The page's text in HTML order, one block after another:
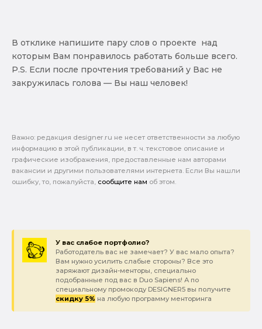
В отклике напишите пару слов о проекте над
которым Вам понравилось работать больше всего.
P.S. Если после прочтения требований у Вас не
закружилась голова — Вы наш человек!
Важно: pедакция designer.ru не несет ответственности за любую
информацию в этой публикации, в т. ч. текстовое описание и
графические изображения, предоставленные нам авторами
вакансии и другими пользователями интернета. Если Вы нашли
ошибку, то, пожалуйста, сообщите нам об этом.
У вас слабое портфолио?
Работодатель вас не замечает? У вас мало опыта?
Вам нужно усилить слабые стороны? Все это
заряжают дизайн-менторы, специально
подобранные под вас в Duo Sapiens! А по
специальному промокоду DESIGNER5 вы получите
скидку 5% на любую программу менторинга